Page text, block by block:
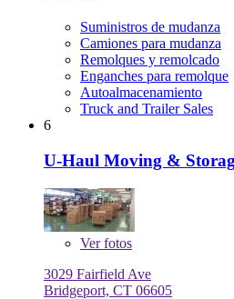
Suministros de mudanza
Camiones para mudanza
Remolques y remolcado
Enganches para remolque
Autoalmacenamiento
Truck and Trailer Sales
6
U-Haul Moving &
Verfotos
3029 Fairfield Ave
Bridgeport, CT 06605